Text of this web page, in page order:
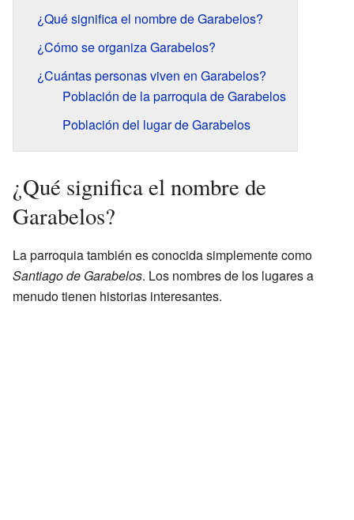
¿Qué significa el nombre de Garabelos?
¿Cómo se organiza Garabelos?
¿Cuántas personas viven en Garabelos?
Población de la parroquia de Garabelos
Población del lugar de Garabelos
¿Qué significa el nombre de
Garabelos?
La parroquia también es conocida simplemente como
Santiago de Garabelos. Los nombres de los lugares a
menudo tienen historias interesantes.